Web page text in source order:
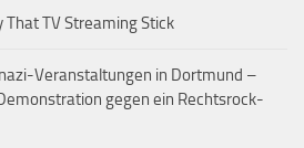
That TV Streaming Stick
Veranstaltungen in Dortmund –
gegen ein Rechtsrock-